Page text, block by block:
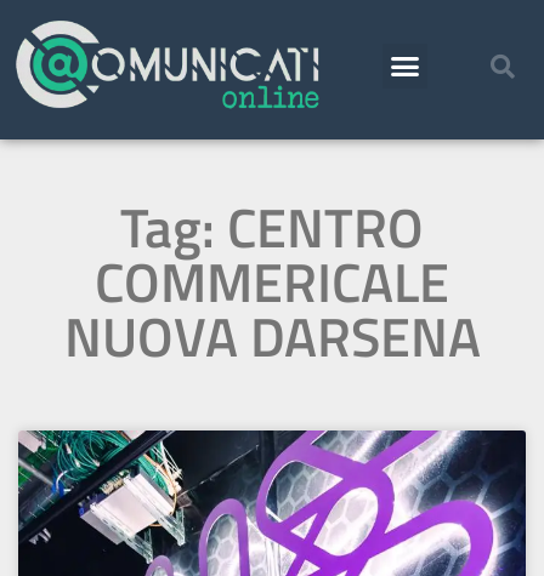
Tag: CENTRO
COMMERICALE
NUOVA DARSENA